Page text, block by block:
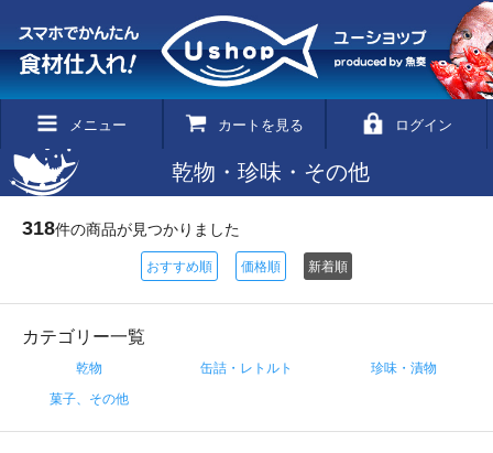
メニュー カートを見る ログイン
乾物・珍味・その他
318件の商品が見つかりました
おすすめ順 価格順 新着順
カテゴリー一覧
乾物 缶詰・レトルト
珍味・漬物
菓子、その他